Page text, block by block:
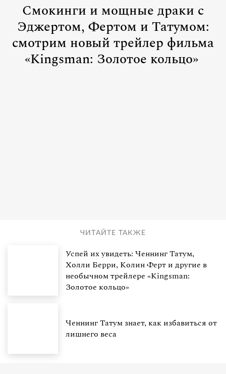
Смокинги и мощные драки с
Эджертом, Фертом и Татумом:
смотрим новый трейлер фильма
«Kingsman: Золотое кольцо»
ЧИТАЙТЕ ТАКЖЕ
Успей их увидеть: Ченнинг Татум,
Холли Берри, Колин Ферт и другие в
необычном трейлере «Kingsman:
Золотое кольцо»
Ченнинг Татум знает, как избавиться от
лишнего веса